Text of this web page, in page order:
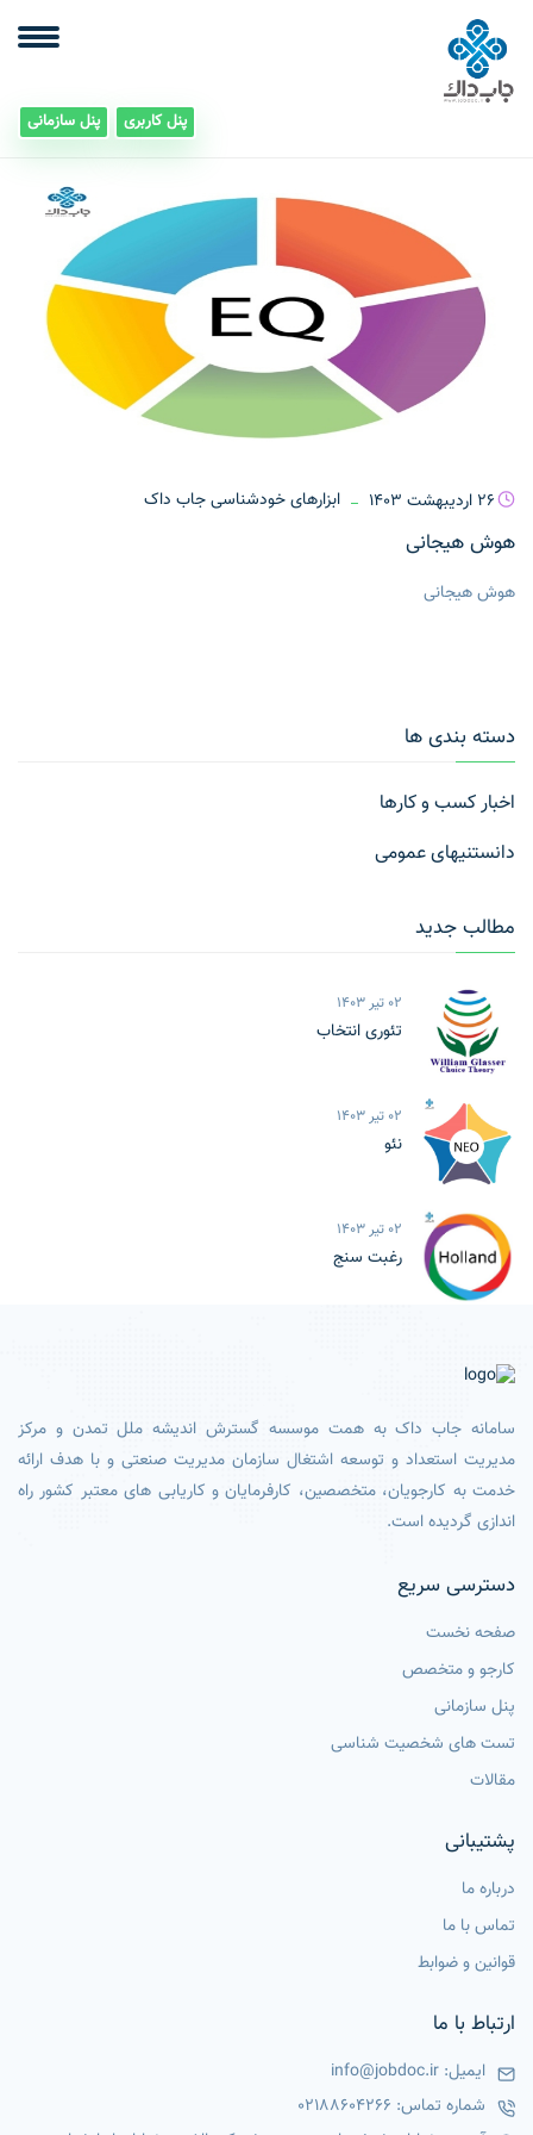
پنل کاربری پنل سازمانی
26 اردیبهشت 1403 ابزارهای خودشناسی جاب داک
هوش هیجانی
هوش هیجانی
دسته بندی ها
اخبار کسب و کارها
دانستنیهای عمومی
مطالب جدید
02 تیر 1403
تئوری انتخاب
02 تیر 1403
نئو
02 تیر 1403
رغبت سنج
سامانه جاب داک به همت موسسه گسترش اندیشه ملل تمدن و مرکز
مدیریت استعداد و توسعه اشتغال سازمان مدیریت صنعتی و با هدف ارائه
خدمت به کارجویان، متخصصین، کارفرمایان و کاریابی های معتبر کشور راه
اندازی گردیده است.
دسترسی سریع
صفحه نخست
کارجو و متخصص
پنل سازمانی
تست های شخصیت شناسی
مقالات
پشتیبانی
درباره ما
تماس با ما
قوانین و ضوابط
ارتباط با ما
ایمیل: info@jobdoc.ir
شماره تماس: 02188604266